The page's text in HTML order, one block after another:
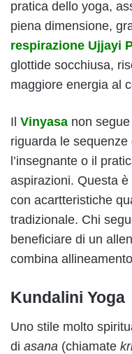
pratica dello yoga,
piena dimensione,
respirazione Ujjayi
glottide socchiusa,
maggiore energia al
Il Vinyasa non
riguarda le
l’insegnante o il
aspirazioni. Questa
con acartteristiche
tradizionale. Chi
beneficiare di un
combina
Kundalini Yoga
Uno stile molto
di asana (chiamate